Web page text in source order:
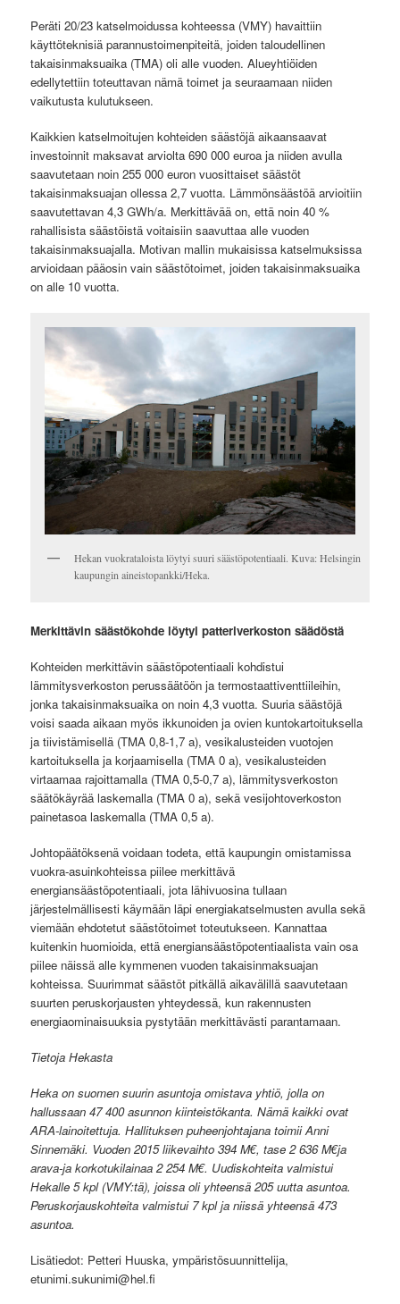
Peräti 20/23 katselmoidussa kohteessa (VMY) havaittiin
käyttöteknisiä parannustoimenpiteitä, joiden taloudellinen
takaisinmaksuaika (TMA) oli alle vuoden. Alueyhtiöiden
edellytettiin toteuttavan nämä toimet ja seuraamaan niiden
vaikutusta kulutukseen.
Kaikkien katselmoitujen kohteiden säästöjä aikaansaavat
investoinnit maksavat arviolta 690 000 euroa ja niiden avulla
saavutetaan noin 255 000 euron vuosittaiset säästöt
takaisinmaksuajan ollessa 2,7 vuotta. Lämmönsäästöä arvioitiin
saavutettavan 4,3 GWh/a. Merkittävää on, että noin 40 %
rahallisista säästöistä voitaisiin saavuttaa alle vuoden
takaisinmaksuajalla. Motivan mallin mukaisissa katselmuksissa
arvioidaan pääosin vain säästötoimet, joiden takaisinmaksuaika
on alle 10 vuotta.
Hekan vuokrataloista löytyi suuri säästöpotentiaali. Kuva: Helsingin
kaupungin aineistopankki/Heka.
Merkittävin säästökohde löytyi patteriverkoston säädöstä
Kohteiden merkittävin säästöpotentiaali kohdistui
lämmitysverkoston perussäätöön ja termostaattiventtiileihin,
jonka takaisinmaksuaika on noin 4,3 vuotta. Suuria säästöjä
voisi saada aikaan myös ikkunoiden ja ovien kuntokartoituksella
ja tiivistämisellä (TMA 0,8-1,7 a), vesikalusteiden vuotojen
kartoituksella ja korjaamisella (TMA 0 a), vesikalusteiden
virtaamaa rajoittamalla (TMA 0,5-0,7 a), lämmitysverkoston
säätökäyrää laskemalla (TMA 0 a), sekä vesijohtoverkoston
painetasoa laskemalla (TMA 0,5 a).
Johtopäätöksenä voidaan todeta, että kaupungin omistamissa
vuokra-asuinkohteissa piilee merkittävä
energiansäästöpotentiaali, jota lähivuosina tullaan
järjestelmällisesti käymään läpi energiakatselmusten avulla sekä
viemään ehdotetut säästötoimet toteutukseen. Kannattaa
kuitenkin huomioida, että energiansäästöpotentiaalista vain osa
piilee näissä alle kymmenen vuoden takaisinmaksuajan
kohteissa. Suurimmat säästöt pitkällä aikavälillä saavutetaan
suurten peruskorjausten yhteydessä, kun rakennusten
energiaominaisuuksia pystytään merkittävästi parantamaan.
Tietoja Hekasta
Heka on suomen suurin asuntoja omistava yhtiö, jolla on
hallussaan 47 400 asunnon kiinteistökanta. Nämä kaikki ovat
ARA-lainoitettuja. Hallituksen puheenjohtajana toimii Anni
Sinnemäki. Vuoden 2015 liikevaihto 394 M€, tase 2 636 M€ja
arava-ja korkotukilainaa 2 254 M€. Uudiskohteita valmistui
Hekalle 5 kpl (VMY:tä), joissa oli yhteensä 205 uutta asuntoa.
Peruskorjauskohteita valmistui 7 kpl ja niissä yhteensä 473
asuntoa.
Lisätiedot: Petteri Huuska, ympäristösuunnittelija,
etunimi.sukunimi@hel.fi